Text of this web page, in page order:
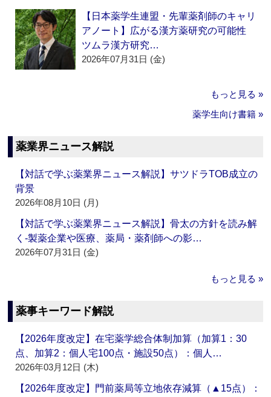
【日本薬学生連盟・先輩薬剤師のキャリ
アノート】広がる漢方薬研究の可能性
ツムラ漢方研究…
2026年07月31日 (金)
もっと見る »
薬学生向け書籍 »
薬業界ニュース解説
【対話で学ぶ薬業界ニュース解説】サツドラTOB成立の
背景
2026年08月10日 (月)
【対話で学ぶ薬業界ニュース解説】骨太の方針を読み解
く‐製薬企業や医療、薬局・薬剤師への影…
2026年07月31日 (金)
もっと見る »
薬事キーワード解説
【2026年度改定】在宅薬学総合体制加算（加算1：30
点、加算2：個人宅100点・施設50点）：個人…
2026年03月12日 (木)
【2026年度改定】門前薬局等立地依存減算（▲15点）：